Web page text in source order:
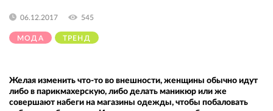
МОДА ТРЕНД
06.12.2017 545
Желая изменить что-то во внешности, женщины обычно идут
либо в парикмахерскую, либо делать маникюр или же
совершают набеги на магазины одежды, чтобы побаловать